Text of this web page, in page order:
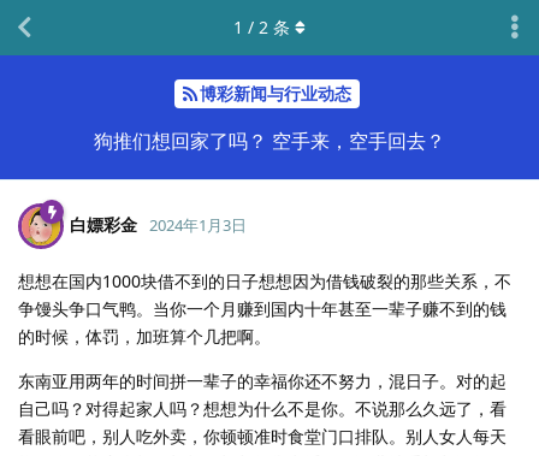
博彩新闻与行业动态
狗推们想回家了吗？ 空手来，空手回去？
1 / 2 条
白嫖彩金 2024年1月3日
想想在国内1000块借不到的日子想想因为借钱破裂的那些关系，不
争馒头争口气鸭。当你一个月赚到国内十年甚至一辈子赚不到的钱
的时候，体罚，加班算个几把啊。
东南亚用两年的时间拼一辈子的幸福你还不努力，混日子。对的起
自己吗？对得起家人吗？想想为什么不是你。不说那么久远了，看
看眼前吧，别人吃外卖，你顿顿准时食堂门口排队。别人女人每天